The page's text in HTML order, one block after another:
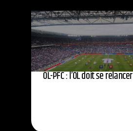
OL-PFC : l’OL doit se relancer